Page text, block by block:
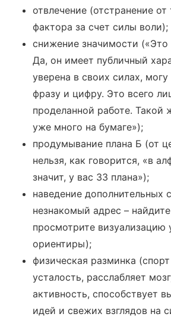
отвлечение (отстранение
фактора за счет силы воли);
снижение значимости («Это
Да, он имеет публичный
уверена в своих силах,
фразу и цифру. Это всего
проделанной работе. Такой
уже много на бумаге»);
продумывание плана Б (от
нельзя, как говорится, «в
значит, у вас 33 плана»);
наведение дополнительных
незнакомый адрес –
просмотрите визуализацию
ориентиры);
физическая разминка
усталость, расслабляет
активность, способствует
идей и свежих взглядов на